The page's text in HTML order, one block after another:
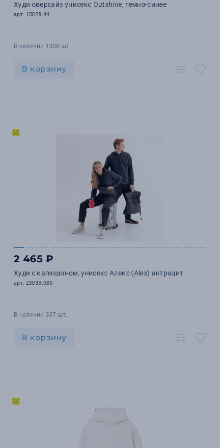
Худи оверсайз унисекс Outshine, темно-синее
арт. 15029.44
В наличии 1300 шт.
В корзину
2 465 ₽
Худи с капюшоном, унисекс Алекс (Alex) антрацит
арт. 23033.080
В наличии 337 шт.
В корзину